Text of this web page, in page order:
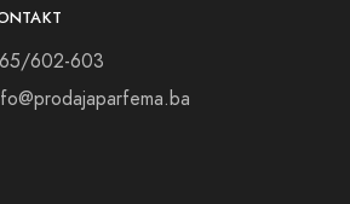
da vam Chogan
602-603